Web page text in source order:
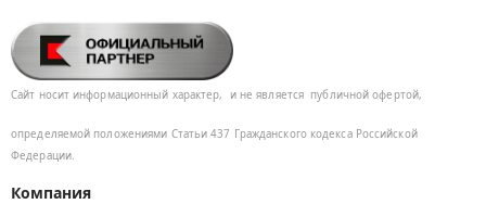
Сайт носит информационный характер, и не является публичной офертой,
определяемой положениями Статьи 437 Гражданского кодекса Российской
Федерации.
Компания